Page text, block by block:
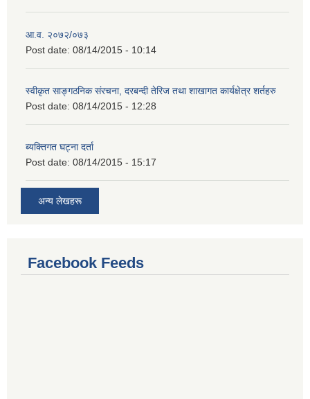
आ.व. २०७२/०७३
Post date: 08/14/2015 - 10:14
स्वीकृत साङ्गठनिक संरचना, दरबन्दी तेरिज तथा शाखागत कार्यक्षेत्र शर्तहरु
Post date: 08/14/2015 - 12:28
ब्यक्तिगत घट्ना दर्ता
Post date: 08/14/2015 - 15:17
अन्य लेखहरू
Facebook Feeds